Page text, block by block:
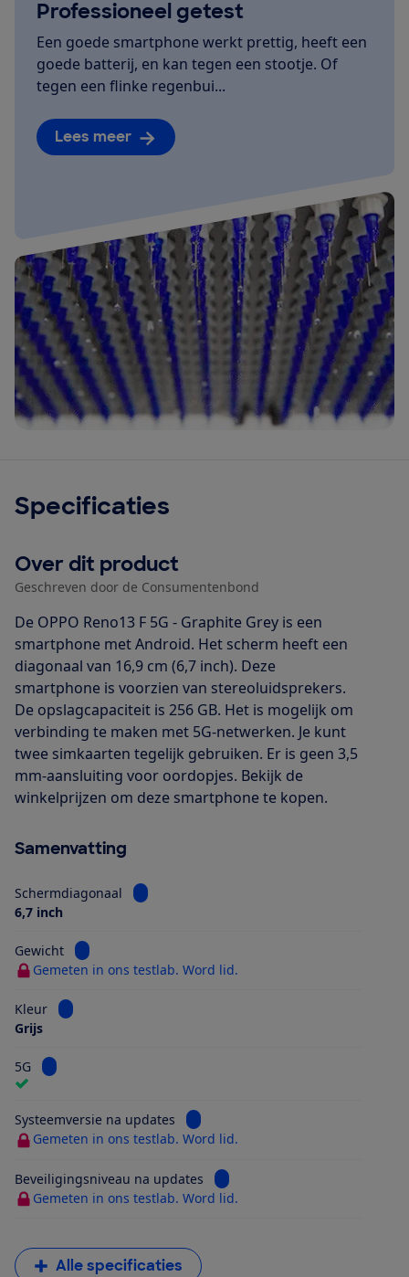
Professioneel getest
Een goede smartphone werkt prettig, heeft een
goede batterij, en kan tegen een stootje. Of
tegen een flinke regenbui...
Lees meer
Specificaties
Over dit product
Geschreven door de Consumentenbond
De OPPO Reno13 F 5G - Graphite Grey is een
smartphone met Android. Het scherm heeft een
diagonaal van 16,9 cm (6,7 inch). Deze
smartphone is voorzien van stereoluidsprekers.
De opslagcapaciteit is 256 GB. Het is mogelijk om
verbinding te maken met 5G-netwerken. Je kunt
twee simkaarten tegelijk gebruiken. Er is geen 3,5
mm-aansluiting voor oordopjes. Bekijk de
winkelprijzen om deze smartphone te kopen.
Samenvatting
Schermdiagonaal
Bekijk informatie voor Schermdiagonaal
6,7 inch
Gewicht
Bekijk informatie voor Gewicht
Gemeten in ons testlab. Word lid.
Kleur
Bekijk informatie voor Kleur
Grijs
5G Bekijk informatie voor 5G
Systeemversie na updates
Bekijk informatie voor
Gemeten in ons testlab. Word lid.
Beveiligingsniveau na updates
Bekijk informatie voor
Gemeten in ons testlab. Word lid.
Alle specificaties